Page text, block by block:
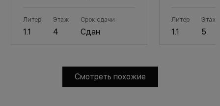
Литер
1.1
Этаж
4
Срок сдачи
Сдан
Литер
1.1
Этаж
5
Смотреть похожие